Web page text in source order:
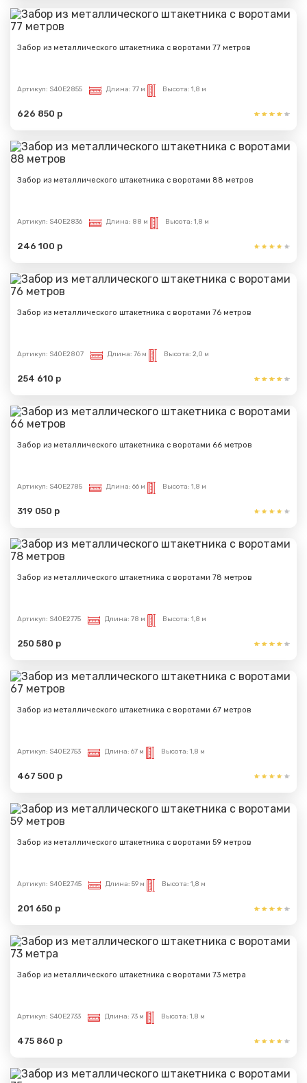
Забор из металлического штакетника с воротами 77 метров
Артикул: S40E2855 Длина: 77 м Высота: 1,8 м
626 850 р
Забор из металлического штакетника с воротами 88 метров
Артикул: S40E2836 Длина: 88 м Высота: 1,8 м
246 100 р
Забор из металлического штакетника с воротами 76 метров
Артикул: S40E2807 Длина: 76 м Высота: 2,0 м
254 610 р
Забор из металлического штакетника с воротами 66 метров
Артикул: S40E2785 Длина: 66 м Высота: 1,8 м
319 050 р
Забор из металлического штакетника с воротами 78 метров
Артикул: S40E2775 Длина: 78 м Высота: 1,8 м
250 580 р
Забор из металлического штакетника с воротами 67 метров
Артикул: S40E2753 Длина: 67 м Высота: 1,8 м
467 500 р
Забор из металлического штакетника с воротами 59 метров
Артикул: S40E2745 Длина: 59 м Высота: 1,8 м
201 650 р
Забор из металлического штакетника с воротами 73 метра
Артикул: S40E2733 Длина: 73 м Высота: 1,8 м
475 860 р
отправлено
Спасибо за обращение, наш специалист свяжется с
Вами.